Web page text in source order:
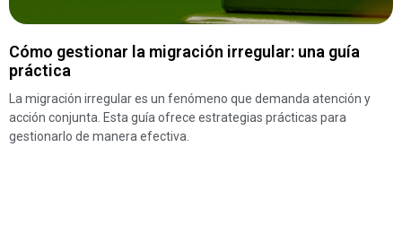
Cómo gestionar la migración irregular: una guía
práctica
La migración irregular es un fenómeno que demanda atención y
acción conjunta. Esta guía ofrece estrategias prácticas para
gestionarlo de manera efectiva.